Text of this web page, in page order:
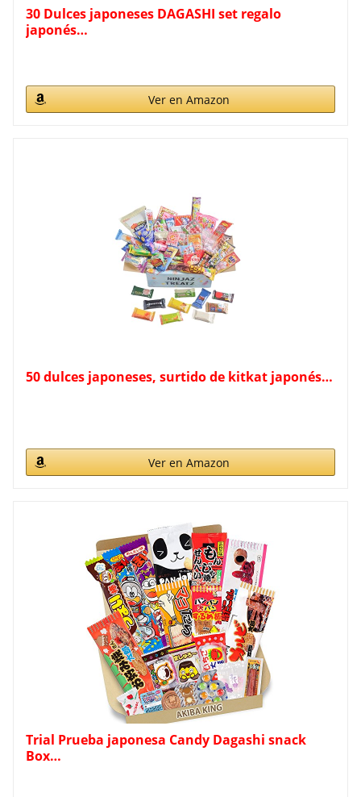
30 Dulces japoneses DAGASHI set regalo
japonés…
Ver en Amazon
50 dulces japoneses, surtido de kitkat japonés…
Ver en Amazon
Trial Prueba japonesa Candy Dagashi snack
Box…